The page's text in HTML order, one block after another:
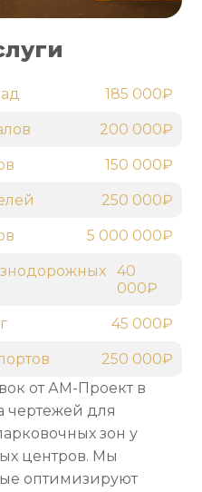
от АМ-Проект в
чертежей для
зон у
центров. Мы
оптимизируют
185 000₽
200 000₽
150 000₽
250 000₽
5 000 000₽
40
000₽
45 000₽
250 000₽